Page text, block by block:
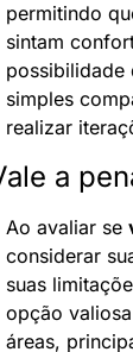
permitindo
sintam
possibilidade
simples
realizar
a
Ao avaliar se
considerar
suas
opção
áreas,